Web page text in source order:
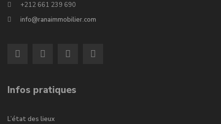
+212 661 239 690
info@ranaimmobilier.com
Infos pratiques
L’état des lieux